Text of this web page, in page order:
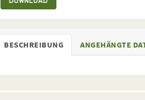
BESCHREIBUNG ANGEHÄNGTE